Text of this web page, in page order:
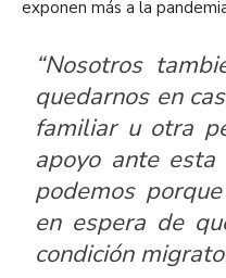
exponen más a la
“Nosotros
quedarnos en
familiar u otra
apoyo ante esta
podemos
en espera de
condición